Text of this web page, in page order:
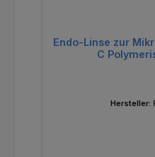
Endo-Linse zur
C
Hersteller: